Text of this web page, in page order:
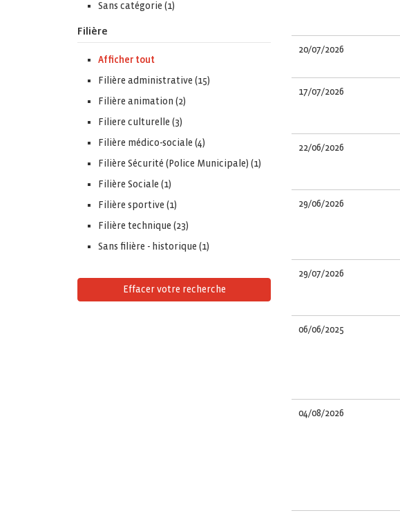
Sans catégorie (1)
Filière
Afficher tout
Filière administrative (15)
Filière animation (2)
Filiere culturelle (3)
Filière médico-sociale (4)
Filière Sécurité (Police Municipale) (1)
Filière Sociale (1)
Filière sportive (1)
Filière technique (23)
Sans filière - historique (1)
Effacer votre recherche
20/07/2026
17/07/2026
22/06/2026
29/06/2026
29/07/2026
06/06/2025
04/08/2026